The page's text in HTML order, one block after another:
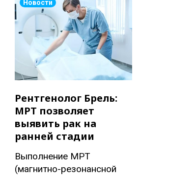
Новости
Рентгенолог Брель:
МРТ позволяет
выявить рак на
ранней стадии
Выполнение МРТ
(магнитно-резонансной